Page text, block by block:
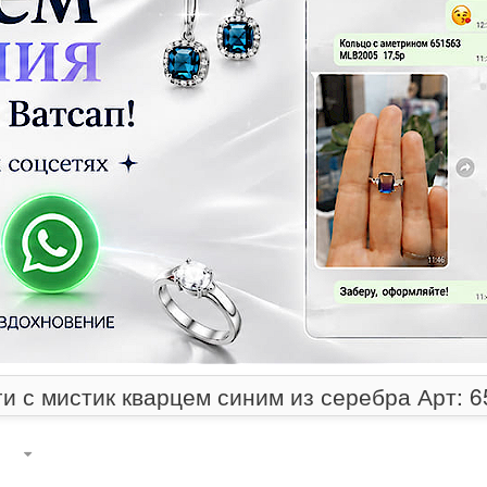
с мистик кварцем синим из серебра Арт: